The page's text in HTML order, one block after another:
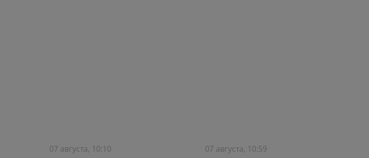
07 августа, 10:10 07 августа, 10:59